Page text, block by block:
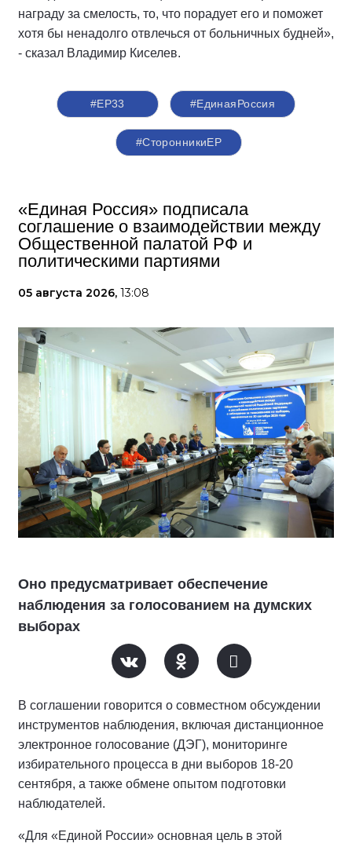
награду за смелость, то, что порадует его и поможет
хотя бы ненадолго отвлечься от больничных будней»,
- сказал Владимир Киселев.
#ЕР33 #ЕдинаяРоссия
#СторонникиЕР
«Единая Россия» подписала
соглашение о взаимодействии между
Общественной палатой РФ и
политическими партиями
05 августа 2026, 13:08
Оно предусматривает обеспечение
наблюдения за голосованием на думских
выборах
В соглашении говорится о совместном обсуждении
инструментов наблюдения, включая дистанционное
электронное голосование (ДЭГ), мониторинге
избирательного процесса в дни выборов 18-20
сентября, а также обмене опытом подготовки
наблюдателей.
«Для «Единой России» основная цель в этой